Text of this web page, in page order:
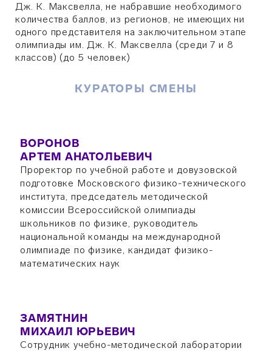
Дж. К. Максвелла, не набравшие необходимого
количества баллов, из регионов, не имеющих ни
одного представителя на заключительном этапе
олимпиады им. Дж. К. Максвелла (среди 7 и 8
классов) (до 5 человек)
КУРАТОРЫ СМЕНЫ
ВОРОНОВ
АРТЕМ АНАТОЛЬЕВИЧ
Проректор по учебной работе и довузовской
подготовке Московского физико-технического
института, председатель методической
комиссии Всероссийской олимпиады
школьников по физике, руководитель
национальной команды на международной
олимпиаде по физике, кандидат физико-
математических наук
ЗАМЯТНИН
МИХАИЛ ЮРЬЕВИЧ
Сотрудник учебно-методической лаборатории